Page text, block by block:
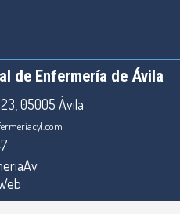
de Enfermería de Ávila
05005 Ávila